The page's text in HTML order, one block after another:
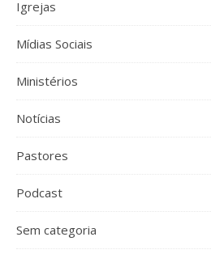
Igrejas
Mídias Sociais
Ministérios
Notícias
Pastores
Podcast
Sem categoria